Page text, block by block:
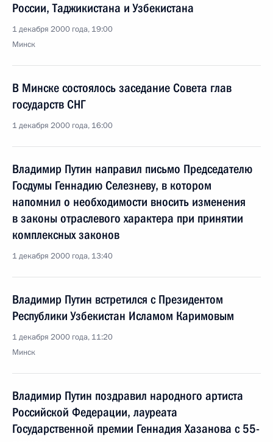
России, Таджикистана и Узбекистана
1 декабря 2000 года, 19:00
Минск
В Минске состоялось заседание Совета глав
государств СНГ
1 декабря 2000 года, 16:00
Владимир Путин направил письмо Председателю
Госдумы Геннадию Селезневу, в котором
напомнил о необходимости вносить изменения
в законы отраслевого характера при принятии
комплексных законов
1 декабря 2000 года, 13:40
Владимир Путин встретился с Президентом
Республики Узбекистан Исламом Каримовым
1 декабря 2000 года, 11:20
Минск
Владимир Путин поздравил народного артиста
Российской Федерации, лауреата
Государственной премии Геннадия Хазанова с 55-